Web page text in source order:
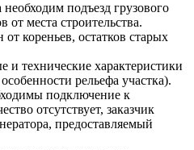
подъезд грузового
от места строительства.
кореньев, остатков старых
и технические характеристики
рельефа участка).
подключение к
отсутствует, заказчик
предоставляемый